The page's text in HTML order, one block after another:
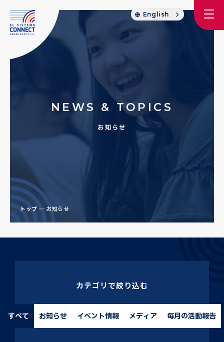
English
NEWS & TOPICS
お知らせ
トップ お知らせ
カテゴリで絞り込む
すべて お知らせ イベント情報 メディア 毎月の活動報告